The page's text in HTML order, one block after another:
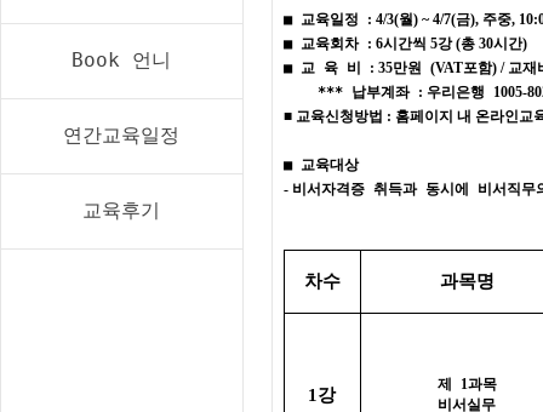
Book 언니
연간교육일정
교육후기
■ 교육일정 : 4/3(월) ~ 4/7(금), 주중,
■ 교육회차 : 6시간씩 5강 (총 30시간)
■ 교 육 비 : 35만원 (VAT포함) / 교재
*** 납부계좌 : 우리은행 1005-
■ 교육신청방법 : 홈페이지 내 온라인교
■ 교육대상
- 비서자격증 취득과 동시에 비서직
차수 과목명
1 강 제 1과목
비서실무